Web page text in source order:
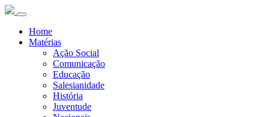
Home
Matérias
Ação Social
Comunicação
Educação
Salesianidade
História
Juventude